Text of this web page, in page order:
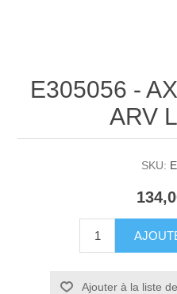
E305056 -
ARV
SKU:
Ajouter à la liste